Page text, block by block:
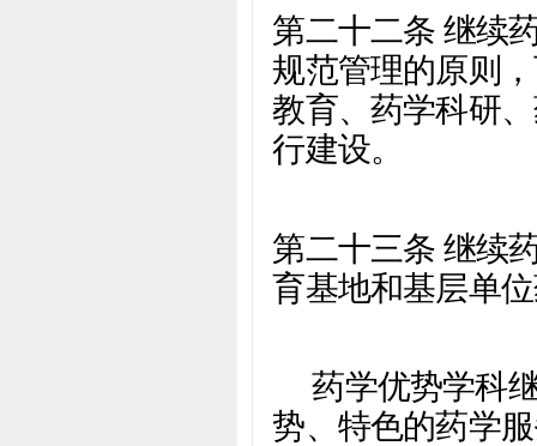
第二十二条 继续
规范管理的原则
教育、药学科研
行建设。
第二十三条 继续
育基地和基层单
药学优势学科
势、特色的药学